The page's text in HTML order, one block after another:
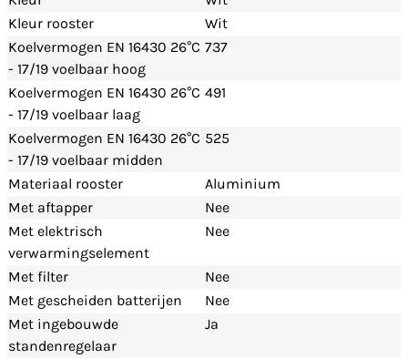
Kleur rooster
Wit
Koelvermogen EN 16430 26°C
- 17/19 voelbaar hoog
737
Koelvermogen EN 16430 26°C
- 17/19 voelbaar laag
491
Koelvermogen EN 16430 26°C
- 17/19 voelbaar midden
525
Materiaal rooster
Aluminium
Met aftapper
Nee
Met elektrisch
verwarmingselement
Nee
Met filter
Nee
Met gescheiden batterijen
Nee
Met ingebouwde
standenregelaar
Ja